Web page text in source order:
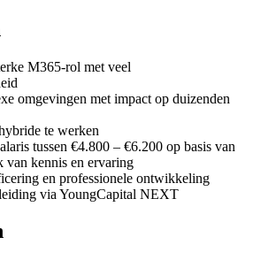
M365-rol met veel
omgevingen met impact op duizenden
te werken
tussen €4.800 – €6.200 op basis van
van kennis en ervaring
en professionele ontwikkeling
via YoungCapital NEXT